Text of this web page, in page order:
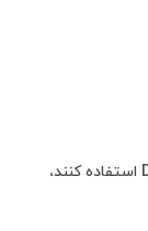
برای گیمرهایی که به دنبال اجرای بازی‌های جدید در رزولوشن 1080p با کیفیت بالا هستند و می‌خواهند از فناوری‌های جدید NVIDIA مانند Ray Tracing و DLSS استفاده کنند،